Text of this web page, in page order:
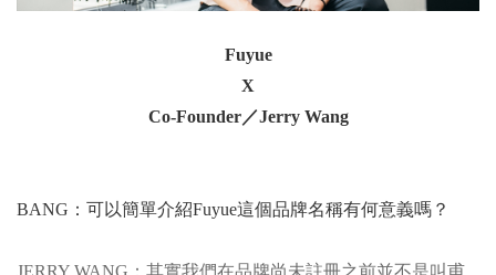
Fuyue
X
Co-Founder／Jerry Wang
BANG：可以簡單介紹Fuyue這個品牌名稱有何意義嗎？